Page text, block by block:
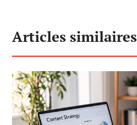
Articles similaires